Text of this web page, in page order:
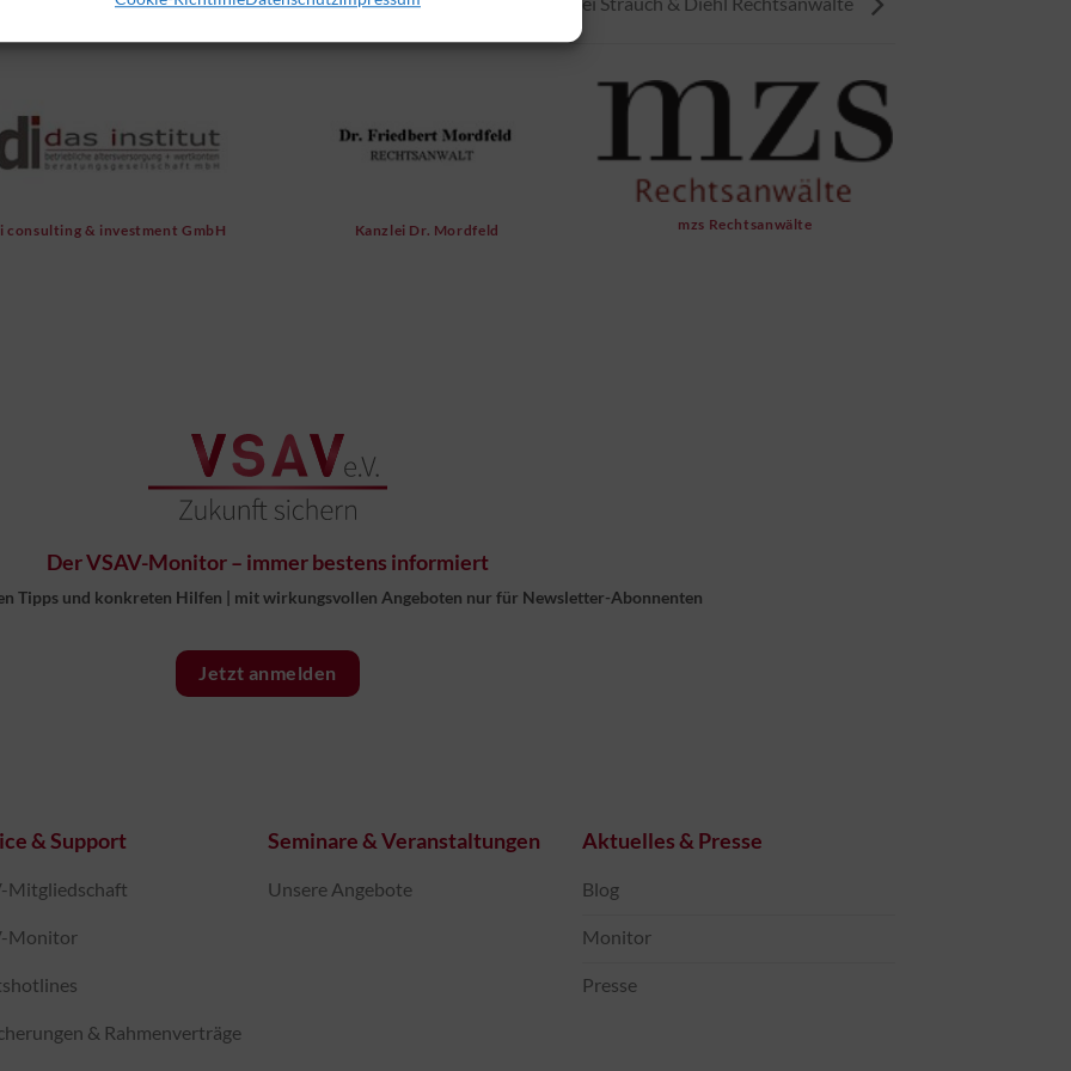
consulting & investment GmbH Kanzlei Dr. Mordfeld mzs Rechtsanwälte
Der VSAV-Monitor – immer bestens informiert
Tipps und konkreten Hilfen | mit wirkungsvollen Angeboten nur für Newsletter-Abonnenten
Jetzt anmelden
& Support
Mitgliedschaft
Monitor
& Rahmenverträge
Seminare & Veranstaltungen
Unsere Angebote
Aktuelles & Presse
Blog
Monitor
Presse